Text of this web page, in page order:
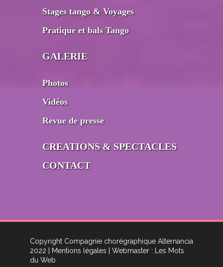
Stages tango & Voyages
Pratique et bals Tango
GALERIE
Photos
Vidéos
Revue de presse
CREATIONS & SPECTACLES
CONTACT
Copyright Compagnie chorégraphique Alternancia
2022
| Mentions légales
| Webmaster : Les Mots
du Web